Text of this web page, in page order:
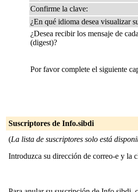
Confirme la clave:
¿En qué idioma desea visualizar
¿Desea recibir los mensaje de
(digest)?
Por favor complete el siguiente
Suscriptores de Info.sibdi
(La lista de suscriptores solo está
Introduzca su dirección de correo-e y la